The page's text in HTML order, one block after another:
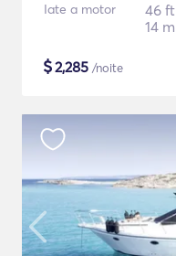
Iate a motor
46 ft
14 m
$2,285 /noite